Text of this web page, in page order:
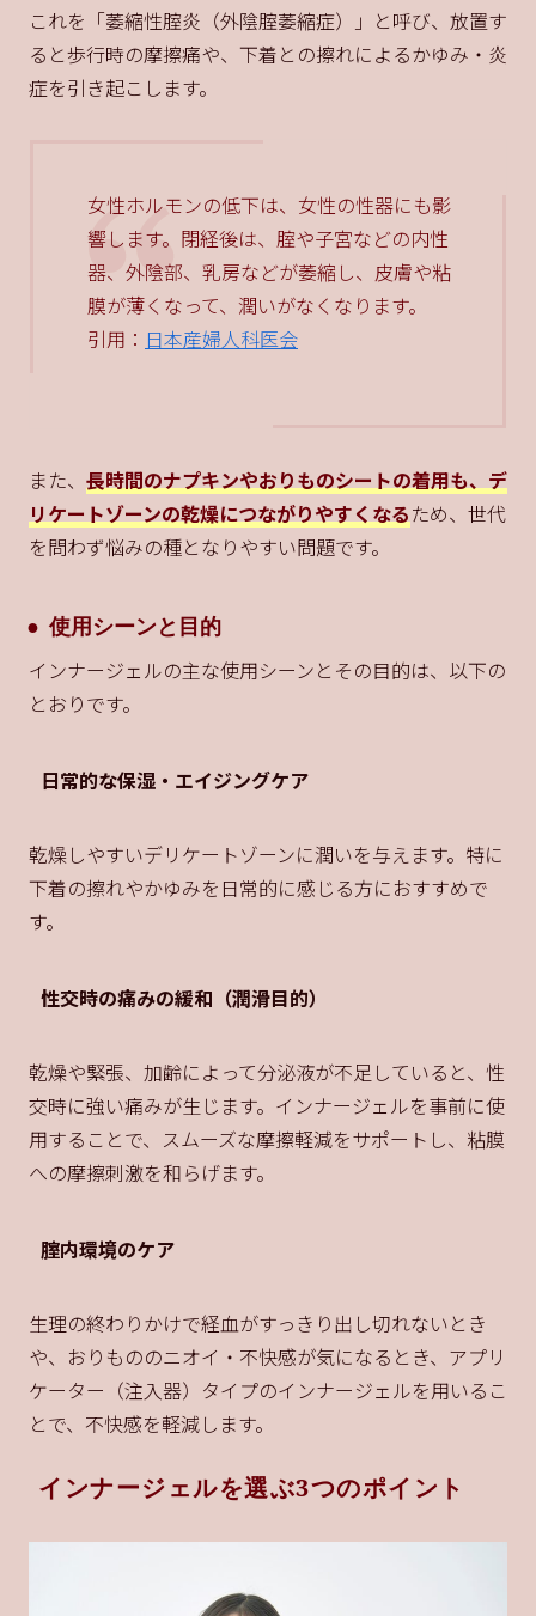
これを「萎縮性腟炎（外陰腟萎縮症）」と呼び、放置す
ると歩行時の摩擦痛や、下着との擦れによるかゆみ・炎
症を引き起こします。
女性ホルモンの低下は、女性の性器にも影
響します。閉経後は、腟や子宮などの内性
器、外陰部、乳房などが萎縮し、皮膚や粘
膜が薄くなって、潤いがなくなります。
引用： 日本産婦人科医会
また、 長時間のナプキンやおりものシートの着用も、デ
リケートゾーンの乾燥につながりやすくなるため、世代
を問わず悩みの種となりやすい問題です。
使用シーンと目的
インナージェルの主な使用シーンとその目的は、以下の
とおりです。
日常的な保湿・エイジングケア
乾燥しやすいデリケートゾーンに潤いを与えます。特に
下着の擦れやかゆみを日常的に感じる方におすすめで
す。
性交時の痛みの緩和（潤滑目的）
乾燥や緊張、加齢によって分泌液が不足していると、性
交時に強い痛みが生じます。インナージェルを事前に使
用することで、スムーズな摩擦軽減をサポートし、粘膜
への摩擦刺激を和らげます。
腟内環境のケア
生理の終わりかけで経血がすっきり出し切れないとき
や、おりもののニオイ・不快感が気になるとき、アプリ
ケーター（注入器）タイプのインナージェルを用いるこ
とで、不快感を軽減します。
インナージェルを選ぶ3つのポイント